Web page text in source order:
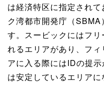
は経済特区に指定され
ク湾都市開発庁（SBMA
す。スービックにはフ
れるエリアがあり、フ
アに入る際にはIDの提
は安定しているエリアに